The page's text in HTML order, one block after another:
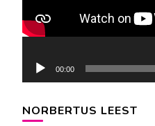
00:00
NORBERTUS LEEST